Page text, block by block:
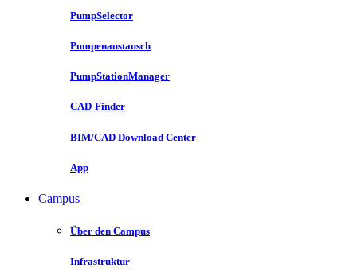
PumpSelector
Pumpenaustausch
PumpStationManager
CAD-Finder
BIM/CAD Download Center
App
Campus
Über den Campus
Infrastruktur